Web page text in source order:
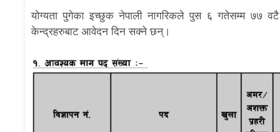
योग्यता पुगेका इच्छुक नेपाली नागरिकले पुस ६ गतेसम्म ७७ वटै
केन्द्रहरुबाट आवेदन दिन सक्ने छन्।